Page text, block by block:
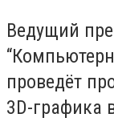
Ведущий
проведёт
3D-графика